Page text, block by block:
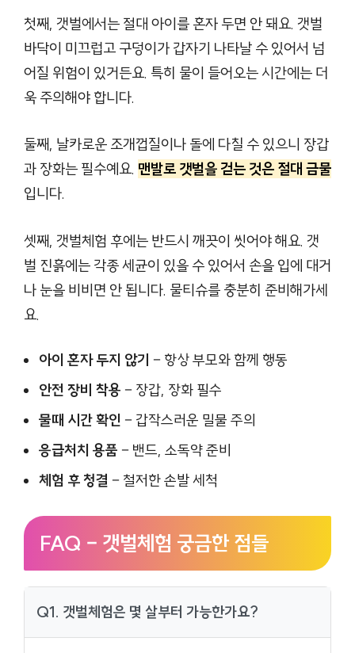
첫째, 갯벌에서는 절대 아이를 혼자 두면 안 돼요. 갯벌
바닥이 미끄럽고 구덩이가 갑자기 나타날 수 있어서 넘
어질 위험이 있거든요. 특히 물이 들어오는 시간에는 더
욱 주의해야 합니다.
둘째, 날카로운 조개껍질이나 돌에 다칠 수 있으니 장갑
과 장화는 필수예요. 맨발로 갯벌을 걷는 것은 절대 금물
입니다.
셋째, 갯벌체험 후에는 반드시 깨끗이 씻어야 해요. 갯
벌 진흙에는 각종 세균이 있을 수 있어서 손을 입에 대거
나 눈을 비비면 안 됩니다. 물티슈를 충분히 준비해가세
요.
아이 혼자 두지 않기 – 항상 부모와 함께 행동
안전 장비 착용 – 장갑, 장화 필수
물때 시간 확인 – 갑작스러운 밀물 주의
응급처치 용품 – 밴드, 소독약 준비
체험 후 청결 – 철저한 손발 세척
FAQ – 갯벌체험 궁금한 점들
Q1. 갯벌체험은 몇 살부터 가능한가요?